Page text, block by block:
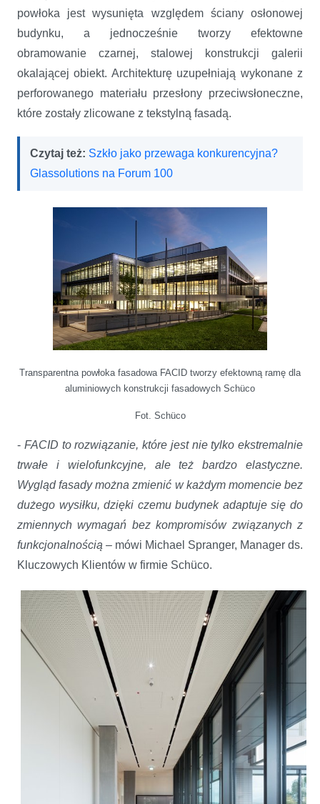
powłoka jest wysunięta względem ściany osłonowej
budynku, a jednocześnie tworzy efektowne
obramowanie czarnej, stalowej konstrukcji galerii
okalającej obiekt. Architekturę uzupełniają wykonane z
perforowanego materiału przesłony przeciwsłoneczne,
które zostały zlicowane z tekstylną fasadą.
Czytaj też: Szkło jako przewaga konkurencyjna?
Glassolutions na Forum 100
Transparentna powłoka fasadowa FACID tworzy efektowną ramę dla
aluminiowych konstrukcji fasadowych Schüco
Fot. Schüco
- FACID to rozwiązanie, które jest nie tylko ekstremalnie
trwałe i wielofunkcyjne, ale też bardzo elastyczne.
Wygląd fasady można zmienić w każdym momencie bez
dużego wysiłku, dzięki czemu budynek adaptuje się do
zmiennych wymagań bez kompromisów związanych z
funkcjonalnością – mówi Michael Spranger, Manager ds.
Kluczowych Klientów w firmie Schüco.